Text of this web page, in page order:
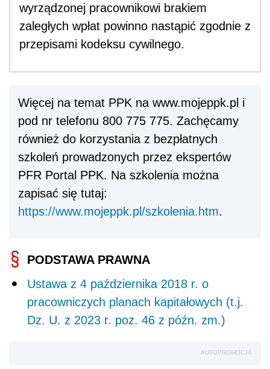
wyrządzonej pracownikowi brakiem
zaległych wpłat powinno nastąpić zgodnie z
przepisami kodeksu cywilnego.
Więcej na temat PPK na www.mojeppk.pl i
pod nr telefonu 800 775 775. Zachęcamy
również do korzystania z bezpłatnych
szkoleń prowadzonych przez ekspertów
PFR Portal PPK. Na szkolenia można
zapisać się tutaj:
https://www.mojeppk.pl/szkolenia.htm.
PODSTAWA PRAWNA
Ustawa z 4 października 2018 r. o
pracowniczych planach kapitałowych (t.j.
Dz. U. z 2023 r. poz. 46 z późn. zm.)
AUTOPROMOCJA